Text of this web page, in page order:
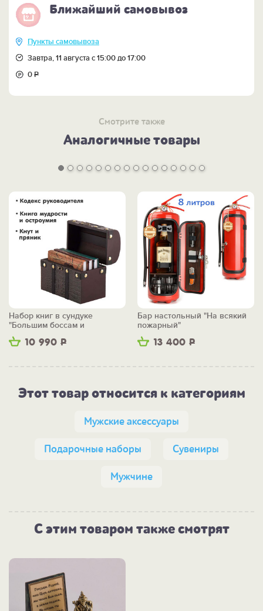
Ближайший самовывоз
Пункты самовывоза
Завтра, 11 августа с 15:00 до 17:00
0Р
Смотрите также
Аналогичные товары
10 990 Р
Набор книг в сундуке
"Большим боссам и
маленьким"
13 400 Р
Бар настольный "На всякий
пожарный"
Этот товар относится к категориям
Мужские аксессуары
Подарочные наборы Сувениры
Мужчине
С этим товаром также смотрят